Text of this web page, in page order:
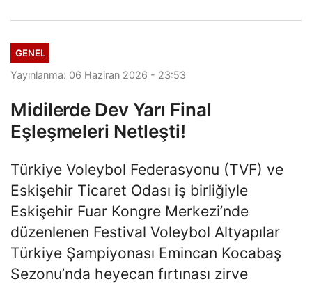
GENEL
Yayınlanma: 06 Haziran 2026 - 23:53
Midilerde Dev Yarı Final
Eşleşmeleri Netleşti!
Türkiye Voleybol Federasyonu (TVF) ve
Eskişehir Ticaret Odası iş birliğiyle
Eskişehir Fuar Kongre Merkezi’nde
düzenlenen Festival Voleybol Altyapılar
Türkiye Şampiyonası Emincan Kocabaş
Sezonu’nda heyecan fırtınası zirve